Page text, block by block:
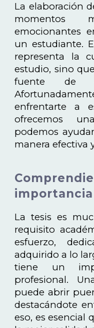
La elaboración
momentos
emocionantes
un estudiante.
representa la
estudio, sino
fuente de
enfrentarte a
ofrecemos
podemos
manera efectiva
La tesis es
requisito
esfuerzo,
adquirido a lo
tiene un
profesional.
puede abrir
destacándote
eso, es esencial